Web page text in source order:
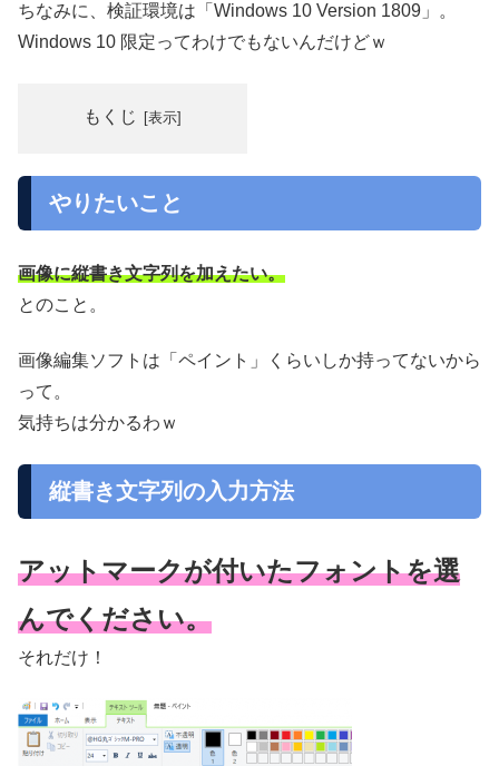
ちなみに、検証環境は「Windows 10 Version 1809」。
Windows 10 限定ってわけでもないんだけどｗ
もくじ
やりたいこと
画像に縦書き文字列を加えたい。
とのこと。
画像編集ソフトは「ペイント」くらいしか持ってないから
って。
気持ちは分かるわｗ
縦書き文字列の入力方法
アットマークが付いたフォントを選
んでください。
それだけ！